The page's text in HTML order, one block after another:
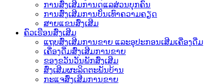
ການສົ່ງເສີມການດູແລສ່ວນບຸກຄົນ
ການສົ່ງເສີມການບັນເທົາຄວາມຄຽດ
ສາຍແຂນສົ່ງເສີມ
ຄົວເຮືອນສົ່ງເສີມ
ແຖບສົ່ງເສີມການຂາຍ ແລະອຸປະກອນເສີມເຄື່ອງດື່ມ
ເຄື່ອງດື່ມສົ່ງເສີມການຂາຍ
ຂອງຂວັນວັນພັກສົ່ງເສີມ
ສົ່ງເສີມຜະລິດຕະພັນບ້ານ
ກະແຈສົ່ງເສີມການຂາຍ